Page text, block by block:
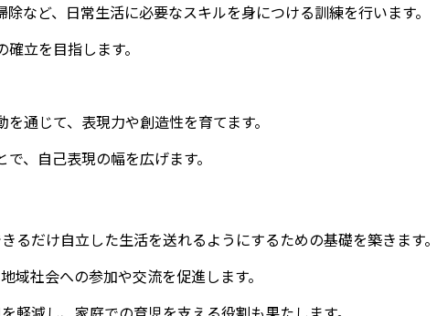
など、日常生活に必要なスキルを身につける訓練を行います。
立を目指します。
通じて、表現力や創造性を育てます。
、自己表現の幅を広げます。
るだけ自立した生活を送れるようにするための基礎を築きます
域社会への参加や交流を促進します。